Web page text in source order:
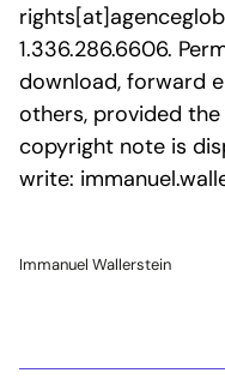
1.336.286.6606.
download, forward
others, provided
copyright note is
write:
Immanuel Wallerstein